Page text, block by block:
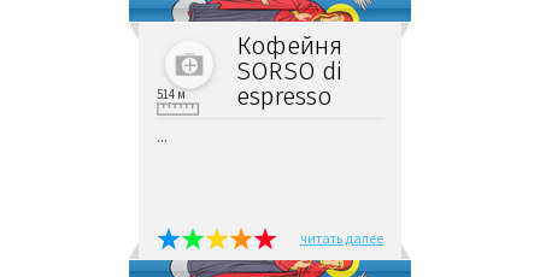
Кофейня
SORSO di
espresso
514 м
...
читать далее